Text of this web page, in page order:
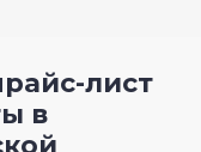
лист
в